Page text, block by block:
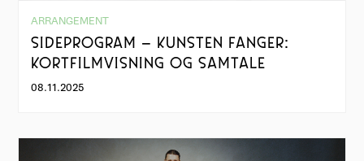
ARRANGEMENT
SIDEPROGRAM – KUNSTEN FANGER:
KORTFILMVISNING OG SAMTALE
08.11.2025